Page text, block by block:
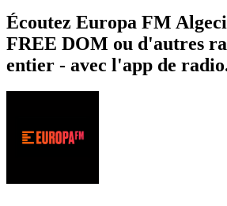
Écoutez Europa FM
FREE DOM ou d'autres
entier - avec l'app de